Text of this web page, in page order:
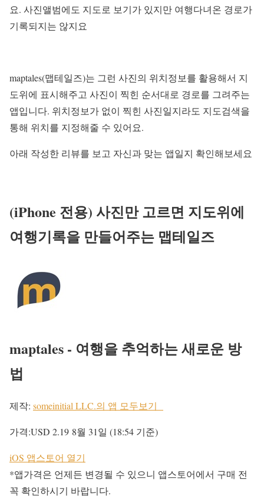
요. 사진앨범에도 지도로 보기가 있지만 여행다녀온 경로가
기록되지는 않지요
maptales(맵테일즈)는 그런 사진의 위치정보를 활용해서 지
도위에 표시해주고 사진이 찍힌 순서대로 경로를 그려주는
앱입니다. 위치정보가 없이 찍힌 사진일지라도 지도검색을
통해 위치를 지정해줄 수 있어요.
아래 작성한 리뷰를 보고 자신과 맞는 앱일지 확인해보세요
(iPhone 전용) 사진만 고르면 지도위에
여행기록을 만들어주는 맵테일즈
maptales - 여행을 추억하는 새로운 방
법
제작: someinitial LLC.의 앱 모두보기
가격:USD 2.19 8월 31일 (18:54 기준)
iOS 앱스토어 열기
*앱가격은 언제든 변경될 수 있으니 앱스토어에서 구매 전
꼭 확인하시기 바랍니다.